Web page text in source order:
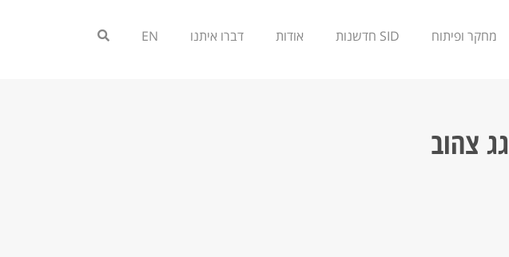
מחקר ופיתוח SID חדשנות אודות דברו איתנו EN
גג צהוב